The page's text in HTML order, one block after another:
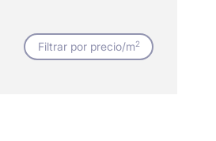
Filtrar por precio/m2